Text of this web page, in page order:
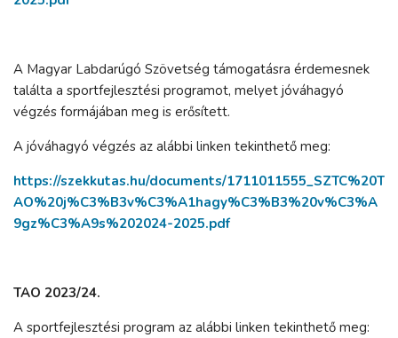
A Magyar Labdarúgó Szövetség támogatásra érdemesnek
találta a sportfejlesztési programot, melyet jóváhagyó
végzés formájában meg is erősített.
A jóváhagyó végzés az alábbi linken tekinthető meg:
https://szekkutas.hu/documents/1711011555_SZTC%20T
AO%20j%C3%B3v%C3%A1hagy%C3%B3%20v%C3%A
9gz%C3%A9s%202024-2025.pdf
TAO 2023/24.
A sportfejlesztési program az alábbi linken tekinthető meg: